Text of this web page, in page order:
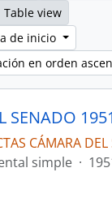
Table view
de inicio
en orden
SENADO 1951
CÁMARA
simple ·